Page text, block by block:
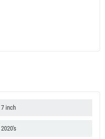
7 inch
2020's